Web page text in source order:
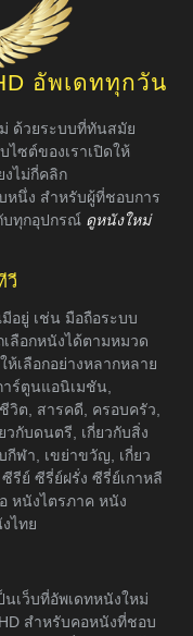
อัพเดททุกวัน
ด้วยระบบที่ทันสมัย
ซต์ของเราเปิดให้
งไม่กี่คลิก
หนึ่ง สำหรับผู้ที่ชอบการ
บทุกอุปกรณ์ ดูหนังใหม่
วี
อยู่ เช่น มือถือระบบ
ลือกหนังได้ตามหมวด
ห้เลือกอย่างหลากหลาย
ร์ตูนแอนิเมชัน,
ต, สารคดี, ครอบครัว,
กับดนตรี, เกี่ยวกับสิ่ง
กีฬา, เขย่าขวัญ, เกี่ยว
รีย์ ซีรี่ย์ฝรั่ง ซีรี่ย์เกาหลี
หนังไตรภาค หนัง
ไทย
เว็บที่อัพเดทหนังใหม่
สำหรับคอหนังที่ชอบ